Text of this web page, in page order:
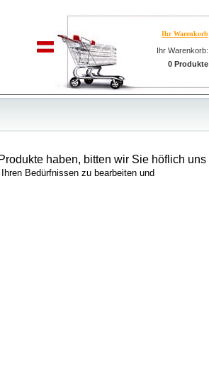
Ihr Warenkorb
Ihr Warenkorb:
0 Produkte
haben, bitten wir Sie höflich uns
Bedürfnissen zu bearbeiten und